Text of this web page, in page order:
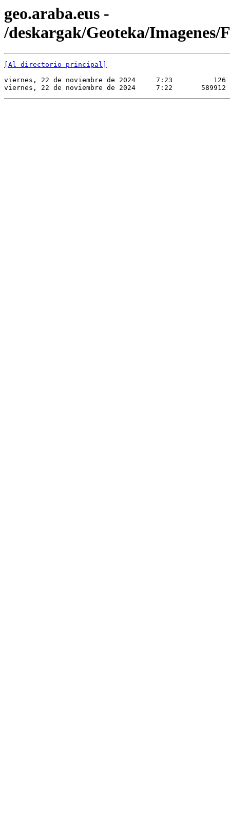
geo.araba.eus -
/deskargak/Geoteka/
[Al directorio principal]
viernes, 22 de noviembre de 2024     7:23          126
viernes, 22 de noviembre de 2024     7:22       589912